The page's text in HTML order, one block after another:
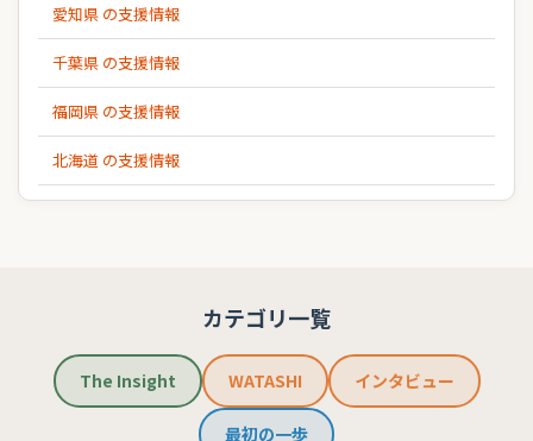
愛知県 の支援情報
千葉県 の支援情報
福岡県 の支援情報
北海道 の支援情報
カテゴリ一覧
The Insight WATASHI インタビュー
最初の一歩